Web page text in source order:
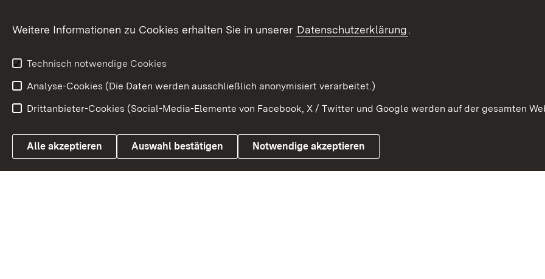
Weitere
Link zum Landesportal
Impressum Kontakt
Weitere Informationen zu Cookies erhalten Sie in unserer Datenschutzerklärung.
Technisch notwendige Cookies
Analyse-Cookies (Die Daten werden ausschließlich anonymisiert verarbeitet.)
Drittanbieter-Cookies (Social-Media-Elemente von Facebook, X / Twitter und Google werden auf der gesamten
Alle akzeptieren Auswahl bestätigen Notwendige akzeptieren